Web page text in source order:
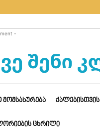
-
ᲥᲐᲚᲔᲑᲘᲡᲗᲕᲘᲡ
ᲪᲮᲠᲘᲚᲘ